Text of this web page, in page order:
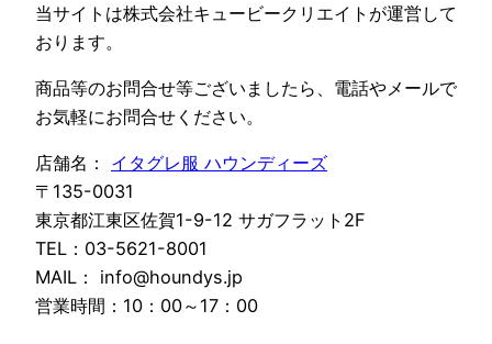
当サイトは株式会社キュービークリエイトが運営して
おります。
商品等のお問合せ等ございましたら、電話やメールで
お気軽にお問合せください。
店舗名： イタグレ服 ハウンディーズ
〒135-0031
東京都江東区佐賀1-9-12 サガフラット2F
TEL：03-5621-8001
MAIL： info@houndys.jp
営業時間：10：00～17：00